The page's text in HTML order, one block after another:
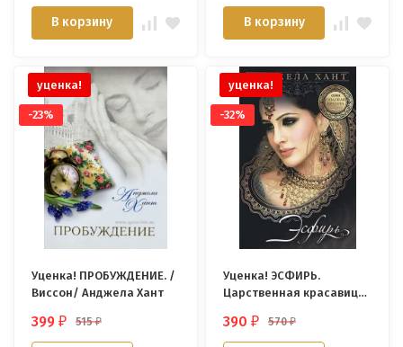
В корзину В корзину
уценка!
-23%
Уценка! ПРОБУЖДЕНИЕ. /
Виссон/ Анджела Хант
399₽ 515₽
уценка!
-32%
Уценка! ЭСФИРЬ.
Царственная красавица.
390₽ 570₽